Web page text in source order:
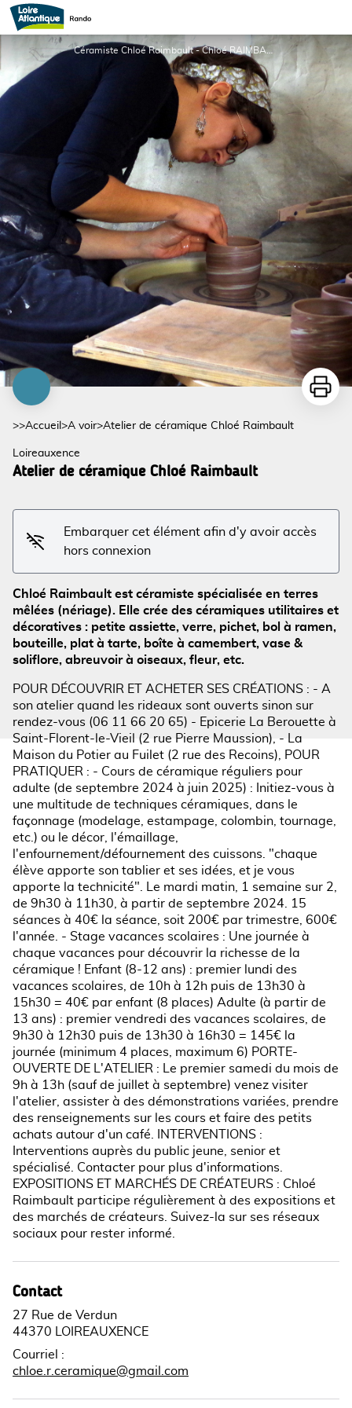
Atelier de céramique Chloé Raimbault
Céramiste Chloé Raimbault - Chloé RAIMBAULT
Voir l'image en plein écran
>>Accueil >A voir>Atelier de céramique Chloé Raimbault
Loireauxence
Atelier de céramique Chloé Raimbault
Embarquer cet élément afin d'y avoir accès
hors connexion
Chloé Raimbault est céramiste spécialisée en terres
mêlées (nériage). Elle crée des céramiques utilitaires et
décoratives : petite assiette, verre, pichet, bol à ramen,
bouteille, plat à tarte, boîte à camembert, vase &
soliflore, abreuvoir à oiseaux, fleur, etc.
POUR DÉCOUVRIR ET ACHETER SES CRÉATIONS : - A
son atelier quand les rideaux sont ouverts sinon sur
rendez-vous (06 11 66 20 65) - Epicerie La Berouette à
Saint-Florent-le-Vieil (2 rue Pierre Maussion), - La
Maison du Potier au Fuilet (2 rue des Recoins), POUR
PRATIQUER : - Cours de céramique réguliers pour
adulte (de septembre 2024 à juin 2025) : Initiez-vous à
une multitude de techniques céramiques, dans le
façonnage (modelage, estampage, colombin, tournage,
etc.) ou le décor, l'émaillage,
l'enfournement/défournement des cuissons. "chaque
élève apporte son tablier et ses idées, et je vous
apporte la technicité". Le mardi matin, 1 semaine sur 2,
de 9h30 à 11h30, à partir de septembre 2024. 15
séances à 40€ la séance, soit 200€ par trimestre, 600€
l'année. - Stage vacances scolaires : Une journée à
chaque vacances pour découvrir la richesse de la
céramique ! Enfant (8-12 ans) : premier lundi des
vacances scolaires, de 10h à 12h puis de 13h30 à
15h30 = 40€ par enfant (8 places) Adulte (à partir de
13 ans) : premier vendredi des vacances scolaires, de
9h30 à 12h30 puis de 13h30 à 16h30 = 145€ la
journée (minimum 4 places, maximum 6) PORTE-
OUVERTE DE L'ATELIER : Le premier samedi du mois de
9h à 13h (sauf de juillet à septembre) venez visiter
l'atelier, assister à des démonstrations variées, prendre
des renseignements sur les cours et faire des petits
achats autour d'un café. INTERVENTIONS :
Interventions auprès du public jeune, senior et
spécialisé. Contacter pour plus d'informations.
EXPOSITIONS ET MARCHÉS DE CRÉATEURS : Chloé
Raimbault participe régulièrement à des expositions et
des marchés de créateurs. Suivez-la sur ses réseaux
sociaux pour rester informé.
Contact
27 Rue de Verdun
44370 LOIREAUXENCE
Courriel
:
chloe.r.ceramique@gmail.com